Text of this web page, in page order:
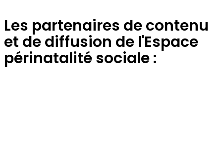
Les partenaires de contenu
et de diffusion de l'Espace
périnatalité sociale :